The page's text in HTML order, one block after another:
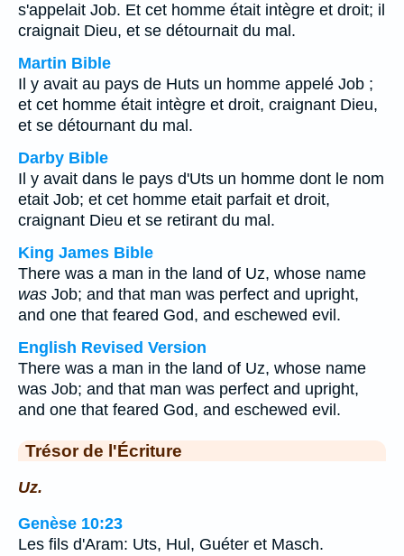
s'appelait Job. Et cet homme était intègre et droit; il
craignait Dieu, et se détournait du mal.
Martin Bible
Il y avait au pays de Huts un homme appelé Job ;
et cet homme était intègre et droit, craignant Dieu,
et se détournant du mal.
Darby Bible
Il y avait dans le pays d'Uts un homme dont le nom
etait Job; et cet homme etait parfait et droit,
craignant Dieu et se retirant du mal.
King James Bible
There was a man in the land of Uz, whose name
was Job; and that man was perfect and upright,
and one that feared God, and eschewed evil.
English Revised Version
There was a man in the land of Uz, whose name
was Job; and that man was perfect and upright,
and one that feared God, and eschewed evil.
Trésor de l'Écriture
Uz.
Genèse 10:23
Les fils d'Aram: Uts, Hul, Guéter et Masch.